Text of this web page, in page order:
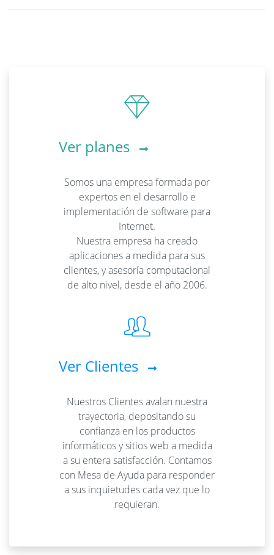
Ver planes
Somos una empresa formada por
expertos en el desarrollo e
implementación de software para
Internet.
Nuestra empresa ha creado
aplicaciones a medida para sus
clientes, y asesoría computacional
de alto nivel, desde el año 2006.
Ver Clientes
Nuestros Clientes avalan nuestra
trayectoria, depositando su
confianza en los productos
informáticos y sitios web a medida
a su entera satisfacción. Contamos
con Mesa de Ayuda para responder
a sus inquietudes cada vez que lo
requieran.